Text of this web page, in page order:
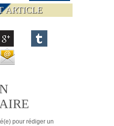
ARTICLE
pour rédiger un